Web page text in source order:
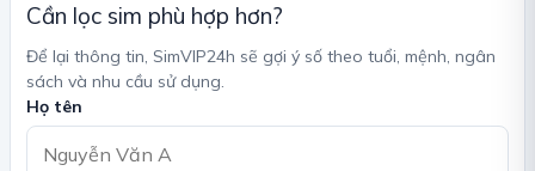
Cần lọc sim phù hợp hơn?
Để lại thông tin, SimVIP24h sẽ gợi ý số theo tuổi, mệnh, ngân
sách và nhu cầu sử dụng.
Họ tên